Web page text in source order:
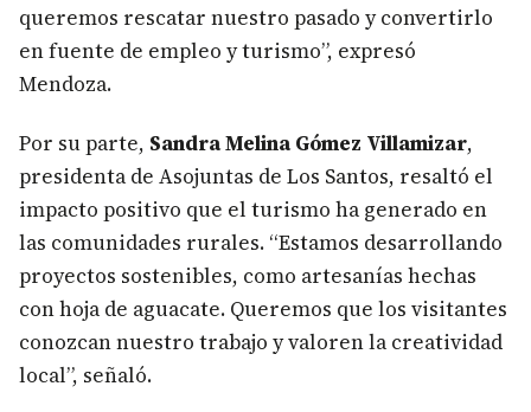
queremos rescatar nuestro pasado y convertirlo
en fuente de empleo y turismo”, expresó
Mendoza.
Por su parte, Sandra Melina Gómez Villamizar,
presidenta de Asojuntas de Los Santos, resaltó el
impacto positivo que el turismo ha generado en
las comunidades rurales. “Estamos desarrollando
proyectos sostenibles, como artesanías hechas
con hoja de aguacate. Queremos que los visitantes
conozcan nuestro trabajo y valoren la creatividad
local”, señaló.